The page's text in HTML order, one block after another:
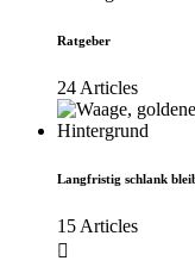
Ratgeber
24 Articles
Langfristig schlank
15 Articles